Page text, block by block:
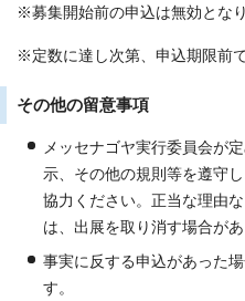
※募集開始前の申込は無効とな
※定数に達し次第、申込期限前
その他の留意事項
メッセナゴヤ実行委員会が
示、その他の規則等を遵守
協力ください。正当な理由
は、出展を取り消す場合があ
事実に反する申込があった
す。